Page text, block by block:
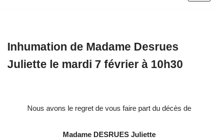
Inhumation de Madame Desrues
Juliette le mardi 7 février à 10h30
Nous avons le regret de vous faire part du décès de
Madame DESRUES Juliette